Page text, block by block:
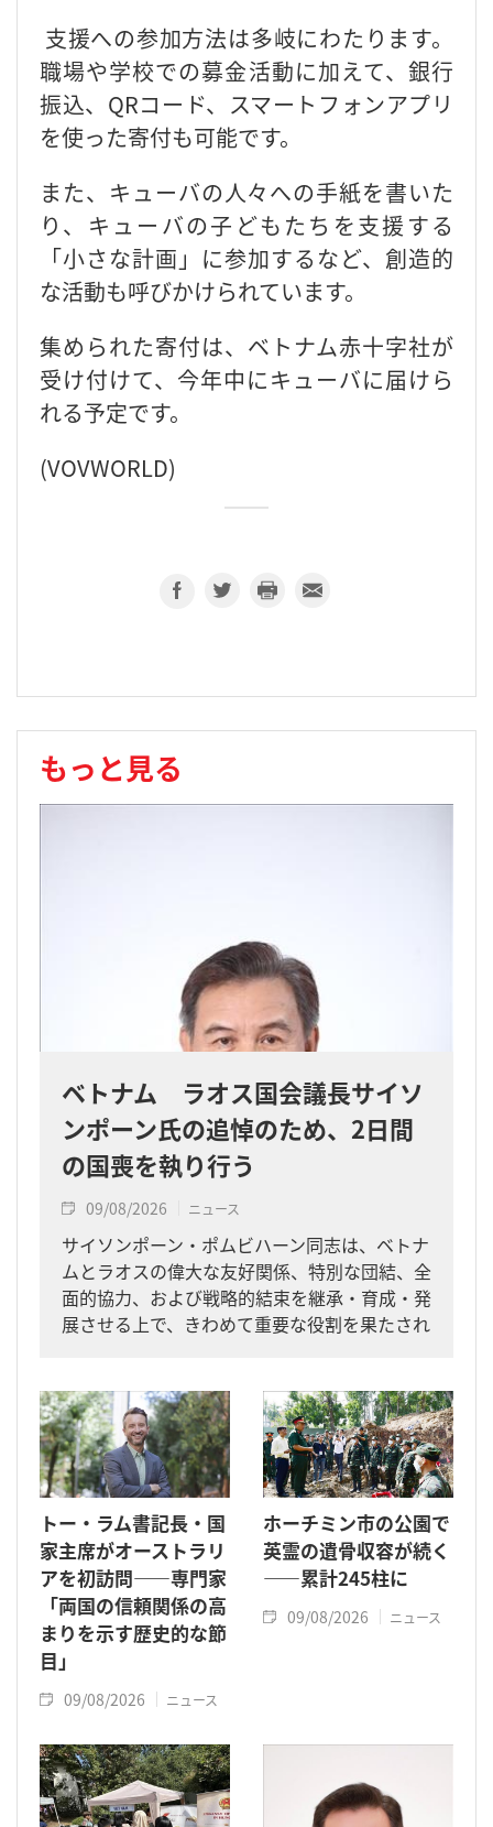
支援への参加方法は多岐にわたります。
職場や学校での募金活動に加えて、銀行
振込、QRコード、スマートフォンアプリ
を使った寄付も可能です。
また、キューバの人々への手紙を書いた
り、キューバの子どもたちを支援する
「小さな計画」に参加するなど、創造的
な活動も呼びかけられています。
集められた寄付は、ベトナム赤十字社が
受け付けて、今年中にキューバに届けら
れる予定です。
(VOVWORLD)
もっと見る
ベトナム ラオス国会議長サイソ
ンポーン氏の追悼のため、2日間
の国喪を執り行う
09/08/2026 ニュース
サイソンポーン・ポムビハーン同志は、ベトナ
ムとラオスの偉大な友好関係、特別な団結、全
面的協力、および戦略的結束を継承・育成・発
展させる上で、きわめて重要な役割を果たされ
トー・ラム書記長・国
家主席がオーストラリ
アを初訪問――専門家
「両国の信頼関係の高
まりを示す歴史的な節
目」
09/08/2026 ニュース
ホーチミン市の公園で
英霊の遺骨収容が続く
――累計245柱に
09/08/2026 ニュース